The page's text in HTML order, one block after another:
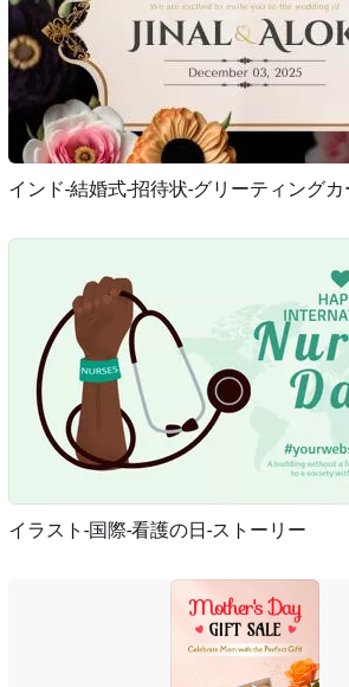
プレビュー AI再生成
プレビュー カスタマイズ
イラスト-国際-看護の日-ストーリー